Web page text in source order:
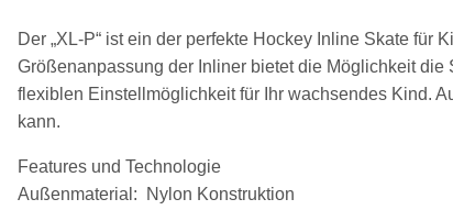
Der „XL-P“ ist ein der perfekte Hockey Inline Skate
Größenanpassung der Inliner bietet die Möglichkeit
flexiblen Einstellmöglichkeit für Ihr wachsendes Kind.
kann.
Features und Technologie
Außenmaterial: Nylon Konstruktion